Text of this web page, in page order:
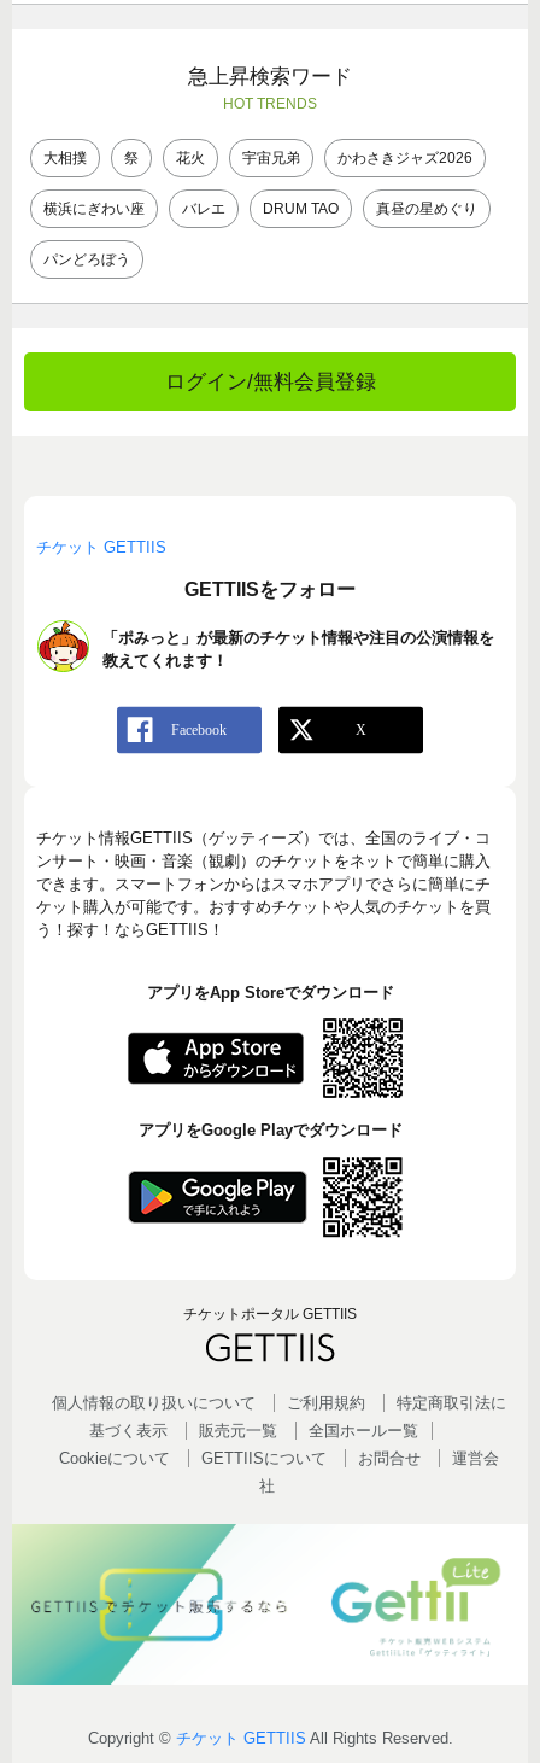
急上昇検索ワード
HOT TRENDS
大相撲 祭 花火 宇宙兄弟 かわさきジャズ2026
横浜にぎわい座 バレエ DRUM TAO 真昼の星めぐり
パンどろぼう
ログイン/無料会員登録
チケット GETTIIS
GETTIISをフォロー
「ポみっと」が最新のチケット情報や注目の公演情報を
教えてくれます！
チケット情報GETTIIS（ゲッティーズ）では、全国のライブ・コ
ンサート・映画・音楽（観劇）のチケットをネットで簡単に購入
できます。スマートフォンからはスマホアプリでさらに簡単にチ
ケット購入が可能です。おすすめチケットや人気のチケットを買
う！探す！ならGETTIIS！
アプリをApp Storeでダウンロード
アプリをGoogle Playでダウンロード
チケットポータル GETTIIS
個人情報の取り扱いについて ご利用規約
特定商取引法に
基づく表示
販売元一覧
全国ホールー覧
Cookieについて
GETTIISについて お問合せ
運営会
社
Copyright © チケット GETTIIS All Rights Reserved.